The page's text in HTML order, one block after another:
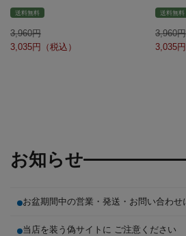
送料無料
3,960
3,035
送料無料
3,960
3,035
お知らせ
お盆期間中の営業・発送・お問い合わせ
当店を装う偽サイトに ご注意ください